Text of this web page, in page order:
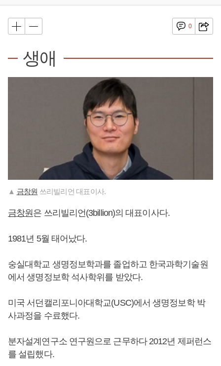
0
생애
▲ 금창원 쓰리빌리언 대표이사.
금창원은 쓰리빌리언(3billion)의 대표이사다.
1981년 5월 태어났다.
숭실대학교 생명정보학과를 졸업하고 한국과학기술원
에서 생명정보학 석사학위를 받았다.
미국 서던캘리포니아대학교(USC)에서 생명정보학 박
사과정을 수료했다.
분자설계연구소 연구원으로 근무하다 2012년 제퍼런스
를 설립했다.